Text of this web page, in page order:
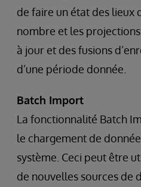
de faire un état des lieux
nombre et les
à jour et des fusions
d’une période donnée.
Batch Import
La fonctionnalité Batch
le chargement de
système. Ceci peut être
de nouvelles sources de